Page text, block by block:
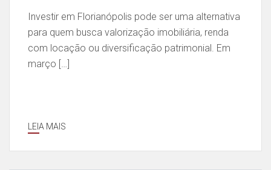
Investir em Florianópolis pode ser uma alternativa
para quem busca valorização imobiliária, renda
com locação ou diversificação patrimonial. Em
março […]
LEIA MAIS